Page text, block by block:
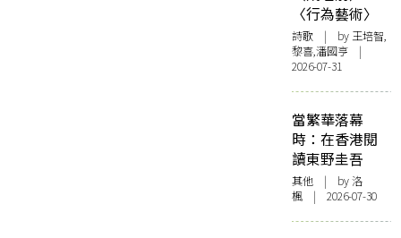
〈行為藝術〉
詩歌 | by 王培智,
黎喜,潘國亨 |
2026-07-31
當繁華落幕
時：在香港閱
讀東野圭吾
其他 | by洛
楓 | 2026-07-30